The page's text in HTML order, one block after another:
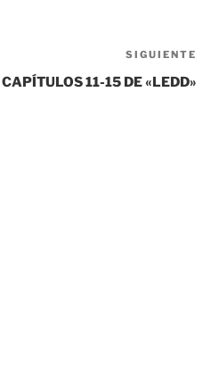
SIGUIENTE
CAPÍTULOS 11-15 DE «LEDD»